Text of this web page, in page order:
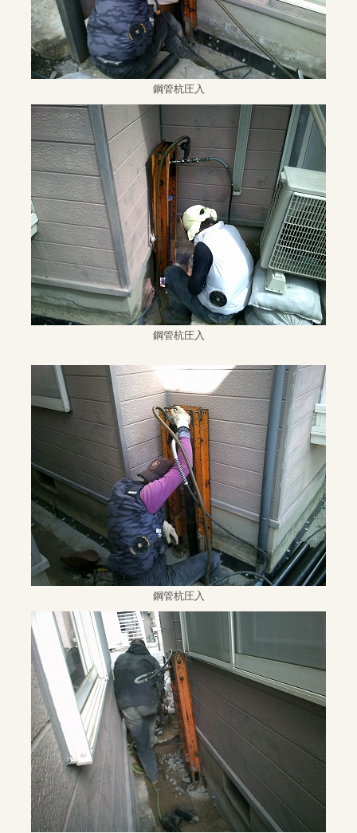
鋼管杭圧入
鋼管杭圧入
鋼管杭圧入